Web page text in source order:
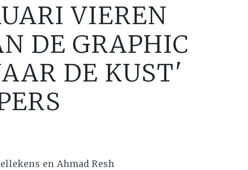
VIEREN
DE GRAPHIC
DE KUST'
en Ahmad Resh